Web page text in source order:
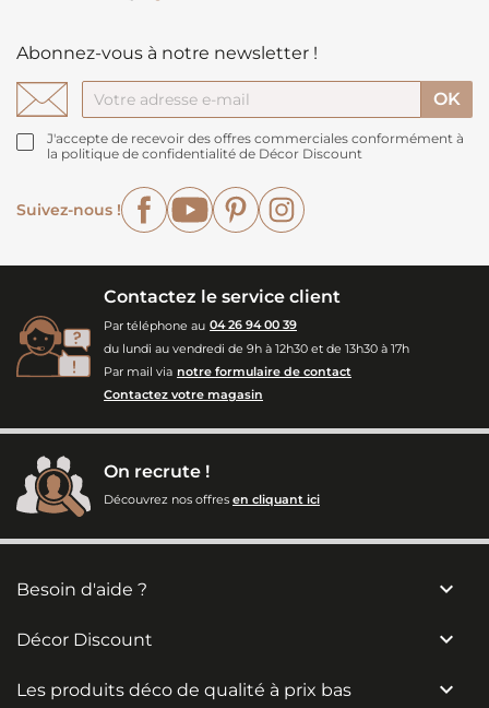
Abonnez-vous à notre newsletter !
J'accepte de recevoir des offres commerciales conformément à
la politique de confidentialité de Décor Discount
Suivez-nous !
FacebookYouTubePinterest
Contactez le service client
Par téléphone au 04 26 94 00 39
du lundi au vendredi de 9h à 12h30 et de 13h30 à 17h
Par mail via notre formulaire de contact
Contactez votre magasin
On recrute !
Découvrez nos offres en cliquant ici
Besoin d'aide ? 
Décor Discount 
Les produits déco de qualité à prix bas 